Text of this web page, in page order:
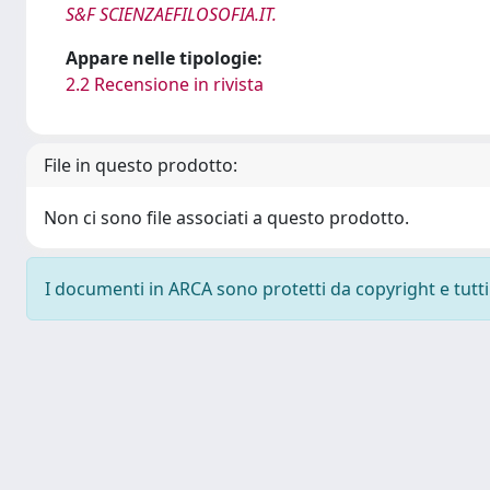
S&F SCIENZAEFILOSOFIA.IT.
Appare nelle tipologie:
2.2 Recensione in rivista
File in questo prodotto:
Non ci sono file associati a questo prodotto.
I documenti in ARCA sono protetti da copyright e